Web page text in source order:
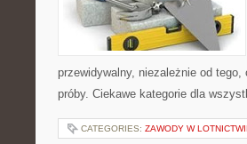
przewidywalny, niezależnie od
próby. Ciekawe kategorie dla
CATEGORIES: ZAWODY W